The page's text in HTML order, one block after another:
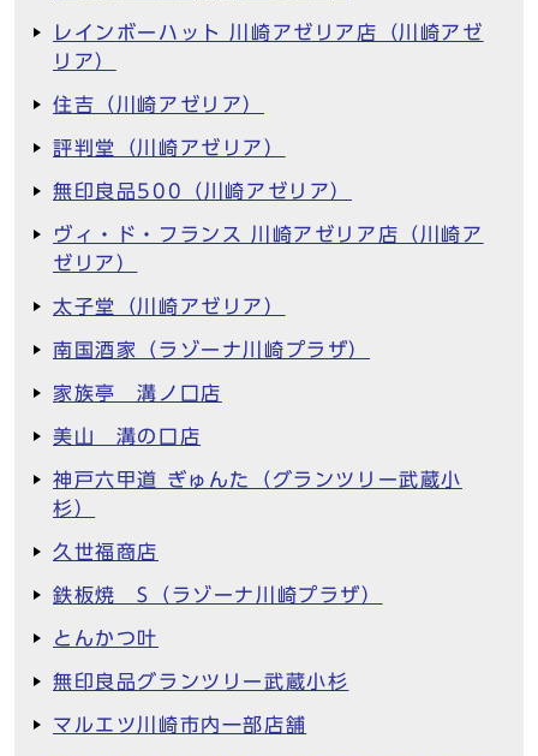
レインボーハット 川崎アゼリア店（川崎アゼ
リア）
住吉（川崎アゼリア）
評判堂（川崎アゼリア）
無印良品500（川崎アゼリア）
ヴィ・ド・フランス 川崎アゼリア店（川崎ア
ゼリア）
太子堂（川崎アゼリア）
南国酒家（ラゾーナ川崎プラザ）
家族亭 溝ノ口店
美山 溝の口店
神戸六甲道 ぎゅんた（グランツリー武蔵小
杉）
久世福商店
鉄板焼 S（ラゾーナ川崎プラザ）
とんかつ叶
無印良品グランツリー武蔵小杉
マルエツ川崎市内一部店舗